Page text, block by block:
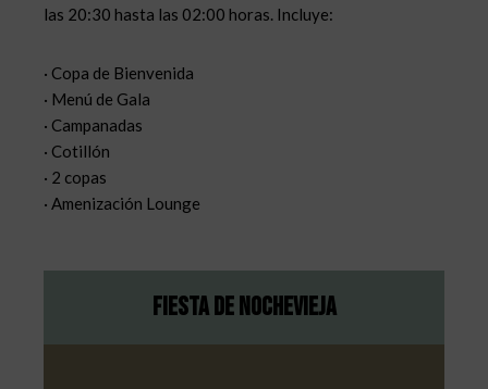
las 20:30 hasta las 02:00 horas. Incluye:
· Copa de Bienvenida
· Menú de Gala
· Campanadas
· Cotillón
· 2 copas
· Amenización Lounge
Fiesta de nochevieja